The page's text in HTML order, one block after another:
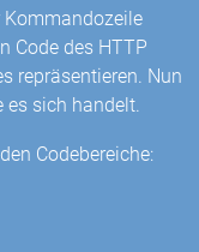
Kommandozeile
Code des HTTP
repräsentieren. Nun
es sich handelt.
Codebereiche: